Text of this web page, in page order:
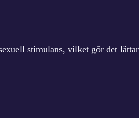
stimulans, vilket gör det